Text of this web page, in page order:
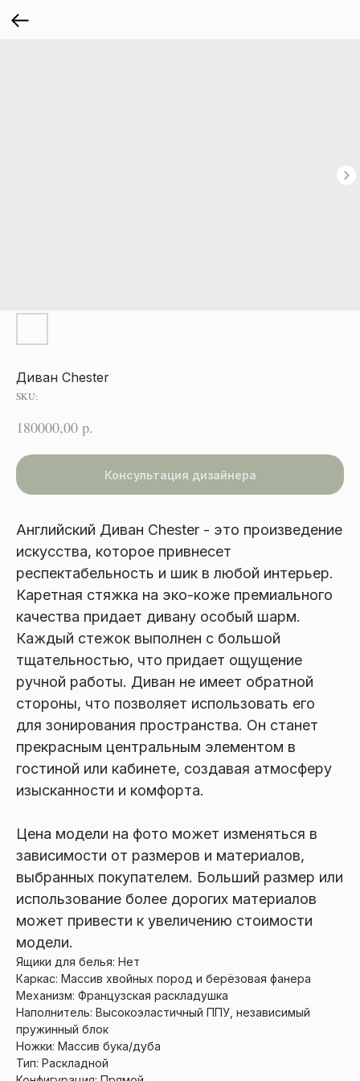
Диван Chester
SKU:
180000,00 р.
Консультация дизайнера
Английский Диван Chester - это произведение
искусства, которое привнесет
респектабельность и шик в любой интерьер.
Каретная стяжка на эко-коже премиального
качества придает дивану особый шарм.
Каждый стежок выполнен с большой
тщательностью, что придает ощущение
ручной работы. Диван не имеет обратной
стороны, что позволяет использовать его
для зонирования пространства. Он станет
прекрасным центральным элементом в
гостиной или кабинете, создавая атмосферу
изысканности и комфорта.
Цена модели на фото может изменяться в
зависимости от размеров и материалов,
выбранных покупателем. Больший размер или
использование более дорогих материалов
может привести к увеличению стоимости
модели.
Ящики для белья: Нет
Каркас: Массив хвойных пород и берёзовая фанера
Механизм: Французская раскладушка
Наполнитель: Высокоэластичный ППУ, независимый
пружинный блок
Ножки: Массив бука/дуба
Тип: Раскладной